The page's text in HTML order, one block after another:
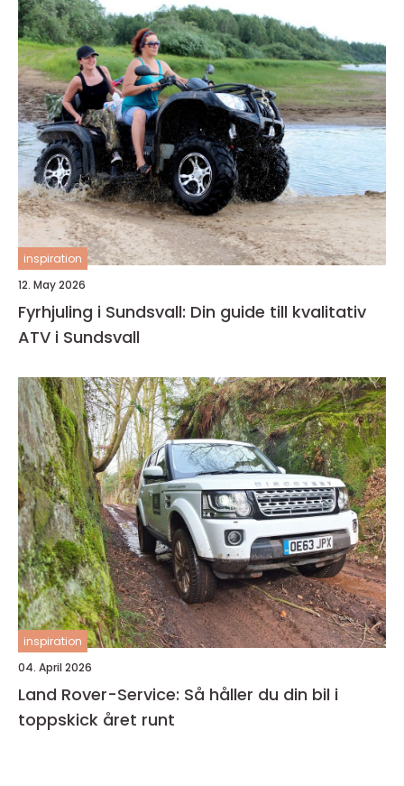
inspiration
12. May 2026
Fyrhjuling i Sundsvall: Din guide till kvalitativ
ATV i Sundsvall
inspiration
04. April 2026
Land Rover-Service: Så håller du din bil i
toppskick året runt